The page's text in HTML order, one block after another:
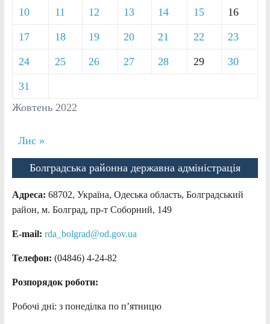
Жовтень 2022
10 11 12 13 14 15 16
17 18 19 20 21 22 23
24 25 26 27 28 29 30
31
Лис »
Болградська районна державна адміністрація
Адреса: 68702, Україна, Одеська область, Болградський
район, м. Болград, пр-т Соборний, 149
E-mail: rda_bolgrad@od.gov.ua
Телефон: (04846) 4-24-82
Розпорядок роботи:
Робочі дні: з понеділка по п’ятницю